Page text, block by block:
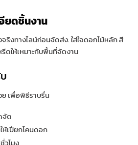
ยดชิ้นงาน
งทางไลน์ก่อนจัดส่ง. ใส่ใจดอกไม้หลัก สี
ดให้เหมาะกับพื้นที่จัดงาน
เพื่อพิธีราบรื่น
จัด
ห้เปียกโคนดอก